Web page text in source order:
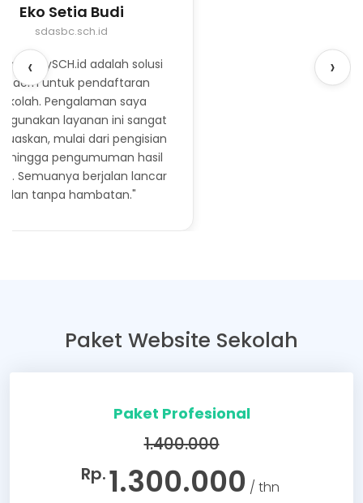
‹ ›
Eko Setia Budi
sdasbc.sch.id
MySCH.id adalah solusi
untuk pendaftaran
Pengalaman saya
layanan ini sangat
mulai dari pengisian
hingga pengumuman hasil
Semuanya berjalan lancar
dan tanpa hambatan."
Paket Website Sekolah
Paket Profesional
1.400.000
Rp.1.300.000 / thn